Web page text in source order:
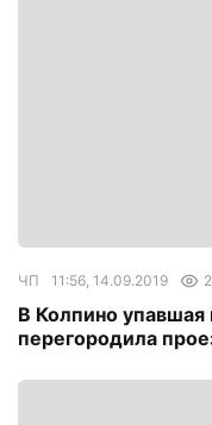
ЧП 11:56, 14.09.2019
В Колпино
перегородила